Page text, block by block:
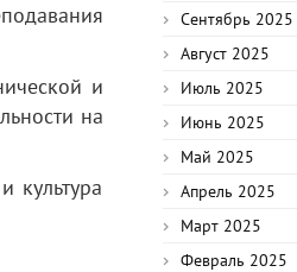
и
на
культура
Сентябрь 2025
Август 2025
Июль 2025
Июнь 2025
Май 2025
Апрель 2025
Март 2025
Февраль 2025